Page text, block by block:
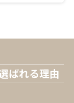
ばれる理由